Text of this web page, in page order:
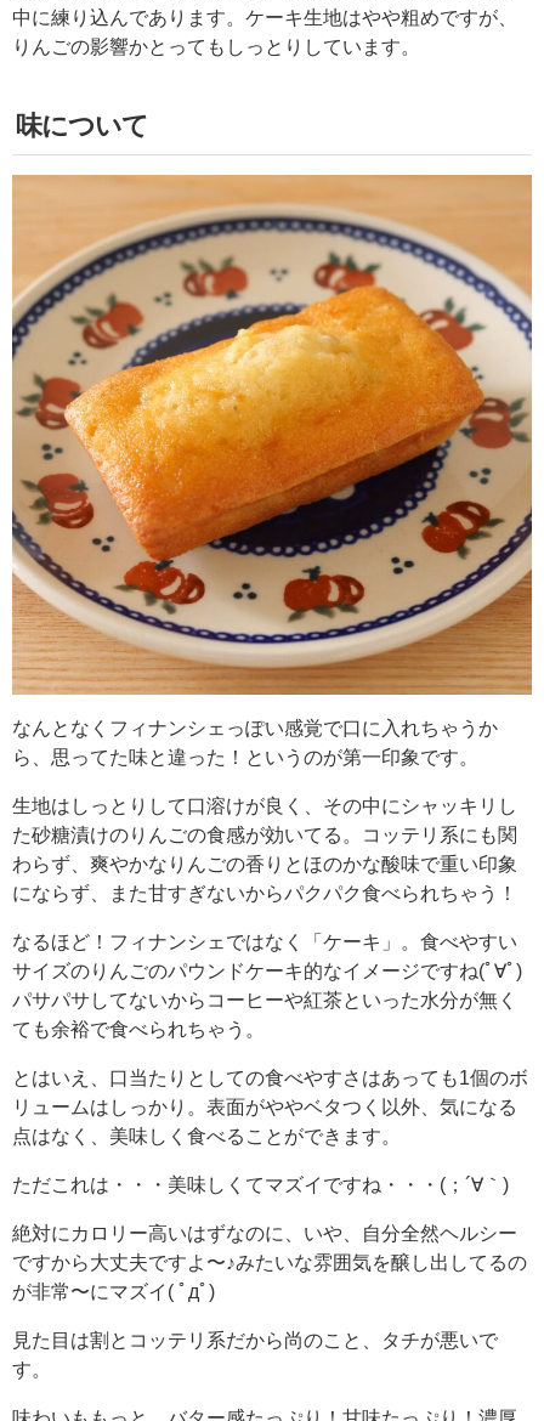
中に練り込んであります。ケーキ生地はやや粗めですが、
りんごの影響かとってもしっとりしています。
味について
なんとなくフィナンシェっぽい感覚で口に入れちゃうか
ら、思ってた味と違った！というのが第一印象です。
生地はしっとりして口溶けが良く、その中にシャッキリし
た砂糖漬けのりんごの食感が効いてる。コッテリ系にも関
わらず、爽やかなりんごの香りとほのかな酸味で重い印象
にならず、また甘すぎないからパクパク食べられちゃう！
なるほど！フィナンシェではなく「ケーキ」。食べやすい
サイズのりんごのパウンドケーキ的なイメージですね(ﾟ∀ﾟ)
パサパサしてないからコーヒーや紅茶といった水分が無く
ても余裕で食べられちゃう。
とはいえ、口当たりとしての食べやすさはあっても1個のボ
リュームはしっかり。表面がややベタつく以外、気になる
点はなく、美味しく食べることができます。
ただこれは・・・美味しくてマズイですね・・・(；´∀｀)
絶対にカロリー高いはずなのに、いや、自分全然ヘルシー
ですから大丈夫ですよ〜♪みたいな雰囲気を醸し出してるの
が非常〜にマズイ( ﾟдﾟ)
見た目は割とコッテリ系だから尚のこと、タチが悪いで
す。